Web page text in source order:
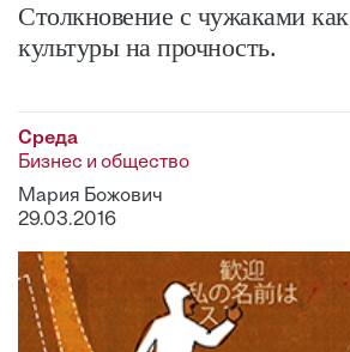
Столкновение с чужаками
культуры на прочность.
Среда
Бизнес и общество
Мария Божович
29.03.2016